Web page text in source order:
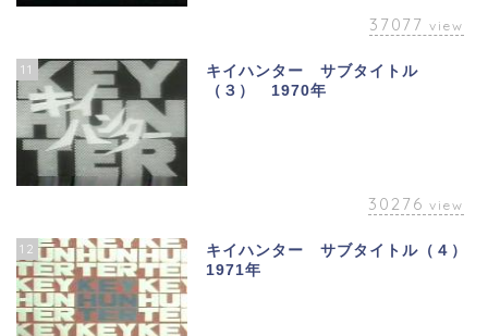
37077 view
11
キイハンター サブタイトル
（３） 1970年
30276 view
12
キイハンター サブタイトル（４）
1971年